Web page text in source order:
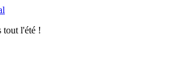
tout l'été !